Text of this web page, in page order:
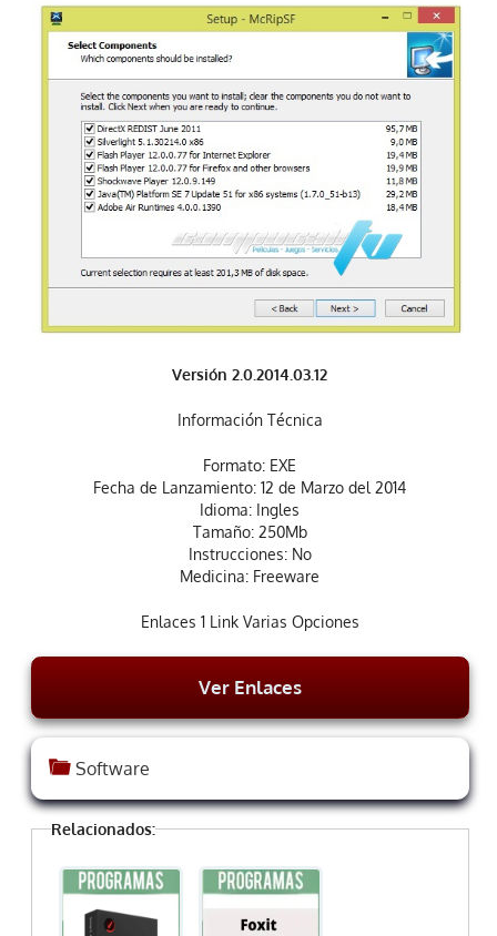
Versión 2.0.2014.03.12
Información Técnica
Formato: EXE
Fecha de Lanzamiento: 12 de Marzo del 2014
Idioma: Ingles
Tamaño: 250Mb
Instrucciones: No
Medicina: Freeware
Enlaces 1 Link Varias Opciones
Ver Enlaces
Software
Relacionados: